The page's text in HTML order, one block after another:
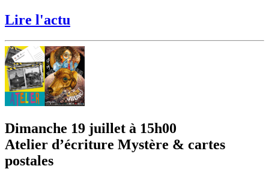
Lire l'actu
Dimanche 19 juillet à 15h00
Atelier d’écriture Mystère & cartes
postales